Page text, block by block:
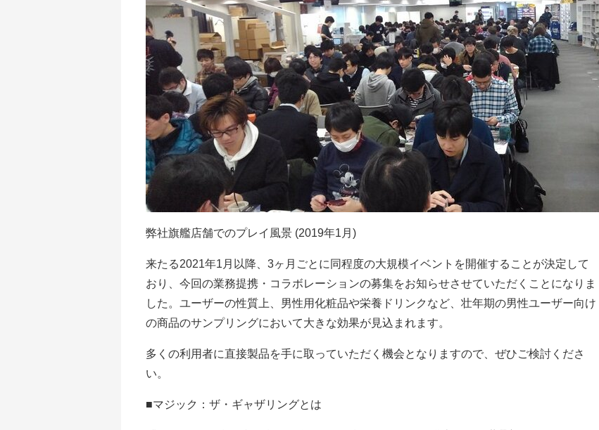
弊社旗艦店舗でのプレイ風景 (2019年1月)
来たる2021年1月以降、3ヶ月ごとに同程度の大規模イベントを開催することが決定して
おり、今回の業務提携・コラボレーションの募集をお知らせさせていただくことになりま
した。ユーザーの性質上、男性用化粧品や栄養ドリンクなど、壮年期の男性ユーザー向け
の商品のサンプリングにおいて大きな効果が見込まれます。
多くの利用者に直接製品を手に取っていただく機会となりますので、ぜひご検討くださ
い。
■マジック：ザ・ギャザリングとは